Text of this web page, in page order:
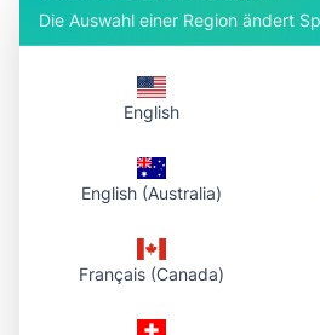
So
1. PDF auswählen
Wählen Sie eine Datei auf Ihrem
2. In Ihre Bibliothek hochladen
es im Konto-Dashboard an, dann
Die Auswahl einer Region ändert
English
English (Australia)
Français (Canada)